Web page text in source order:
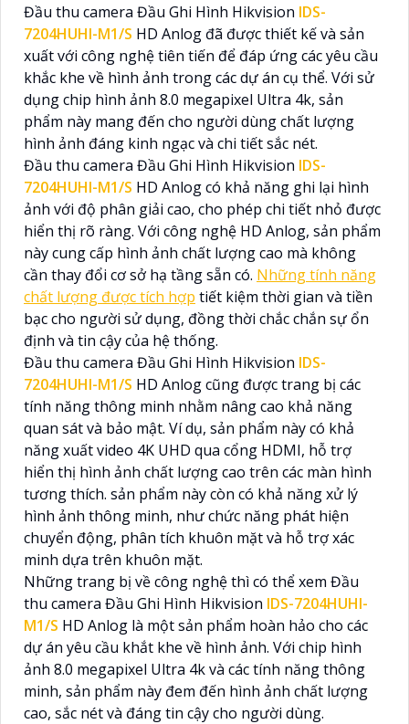
Đầu thu camera Đầu Ghi Hình Hikvision IDS-
7204HUHI-M1/S HD Anlog đã được thiết kế và sản
xuất với công nghệ tiên tiến để đáp ứng các yêu cầu
khắc khe về hình ảnh trong các dự án cụ thể. Với sử
dụng chip hình ảnh 8.0 megapixel Ultra 4k, sản
phẩm này mang đến cho người dùng chất lượng
hình ảnh đáng kinh ngạc và chi tiết sắc nét.
Đầu thu camera Đầu Ghi Hình Hikvision IDS-
7204HUHI-M1/S HD Anlog có khả năng ghi lại hình
ảnh với độ phân giải cao, cho phép chi tiết nhỏ được
hiển thị rõ ràng. Với công nghệ HD Anlog, sản phẩm
này cung cấp hình ảnh chất lượng cao mà không
cần thay đổi cơ sở hạ tầng sẵn có. Những tính năng
chất lượng được tích hợp tiết kiệm thời gian và tiền
bạc cho người sử dụng, đồng thời chắc chắn sự ổn
định và tin cậy của hệ thống.
Đầu thu camera Đầu Ghi Hình Hikvision IDS-
7204HUHI-M1/S HD Anlog cũng được trang bị các
tính năng thông minh nhằm nâng cao khả năng
quan sát và bảo mật. Ví dụ, sản phẩm này có khả
năng xuất video 4K UHD qua cổng HDMI, hỗ trợ
hiển thị hình ảnh chất lượng cao trên các màn hình
tương thích. sản phẩm này còn có khả năng xử lý
hình ảnh thông minh, như chức năng phát hiện
chuyển động, phân tích khuôn mặt và hỗ trợ xác
minh dựa trên khuôn mặt.
Những trang bị về công nghệ thì có thể xem Đầu
thu camera Đầu Ghi Hình Hikvision IDS-7204HUHI-
M1/S HD Anlog là một sản phẩm hoàn hảo cho các
dự án yêu cầu khắt khe về hình ảnh. Với chip hình
ảnh 8.0 megapixel Ultra 4k và các tính năng thông
minh, sản phẩm này đem đến hình ảnh chất lượng
cao, sắc nét và đáng tin cậy cho người dùng.